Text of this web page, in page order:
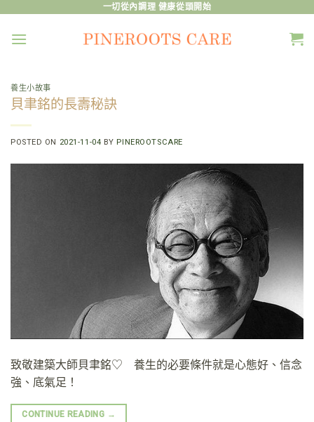
content
一切從內調理 健康從頭開始
養生小故事
貝聿銘的長壽秘訣
POSTED ON 2021-11-04 BY PINEROOTSCARE
致敬建築大師貝聿銘♡ 養生的必要條件就是心態好、信念
強、底氣足！
CONTINUE READING →